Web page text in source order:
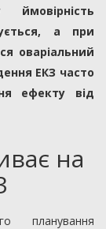
а при
оваріальний
ЕКЗ часто
ефекту від
на
планування